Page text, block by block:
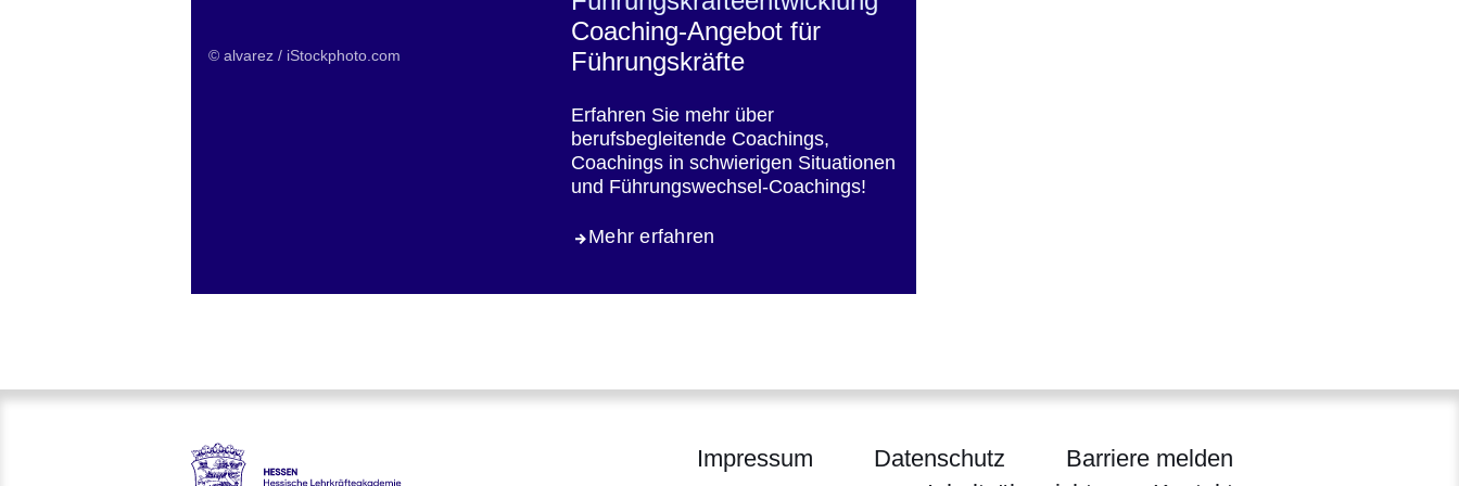
© alvarez / iStockphoto.com
Coaching-Angebot für
Führungskräfte
Erfahren Sie mehr über
berufsbegleitende Coachings,
Coachings in schwierigen Situationen
und Führungswechsel-Coachings!
Mehr erfahren
Impressum Datenschutz
Barriere melden